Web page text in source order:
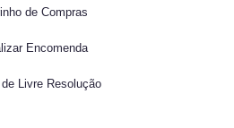
de Compras
Encomenda
de Livre Resolução